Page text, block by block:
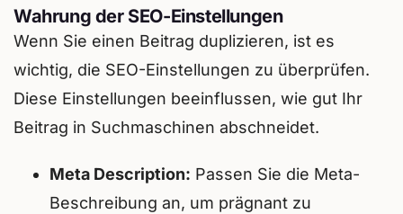
Wahrung der SEO-Einstellungen
Wenn Sie einen Beitrag duplizieren, ist es
wichtig, die SEO-Einstellungen zu überprüfen.
Diese Einstellungen beeinflussen, wie gut Ihr
Beitrag in Suchmaschinen abschneidet.
Meta Description: Passen Sie die Meta-
Beschreibung an, um prägnant zu